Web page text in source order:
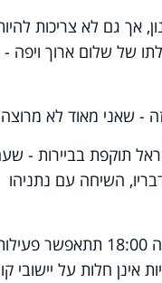
אך גם לא צריכות
של שלום ארוך ויפה -
תוקפת בביירות -
השיחה עם נתניהו
בתוך כך, בתום הערכת מצב הוחלט על עדכון הנחיות פיקוד העורף: החל מהשעה 18:00 תתאפשר
של עד 5,000 משתתפים. ההנחיות אינן חלות על יישובי קו